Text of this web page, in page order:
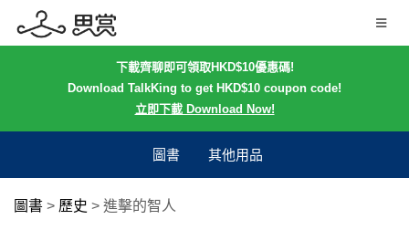
下載齊聊即可領取HKD$10優惠碼!
Download TalkKing to get HKD$10 coupon code!
立即下載 Download Now!
圖書 其他用品
圖書 > 歷史 > 進擊的智人